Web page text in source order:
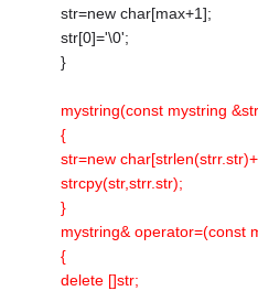
str=new char[max+1];
str[0]='\0';
}
mystring(const mystring
{
str=new
strcpy(str,strr.str);
}
mystring& operator=(const
{
delete []str;